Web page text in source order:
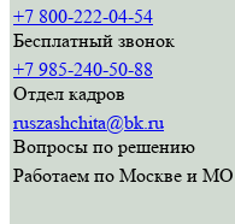
+7 800-222-04-54
Бесплатный звонок
+7 985-240-50-88
Отдел кадров
ruszashchita@bk.ru
Вопросы по решению
Работаем по Москве и МО